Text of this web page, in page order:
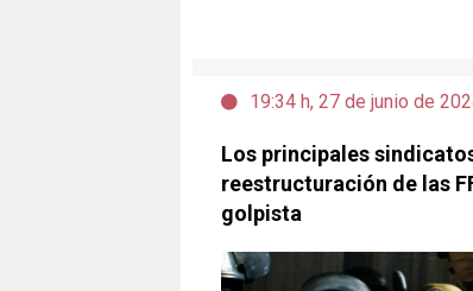
19:34 h, 27 de junio de
Los principales
reestructuración de las
golpista